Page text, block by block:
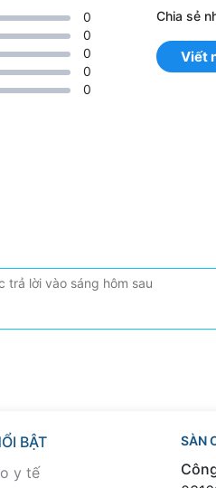
0
0
0
0
0
Chia sẻ
Viết
BẬT
y tế
SÀN